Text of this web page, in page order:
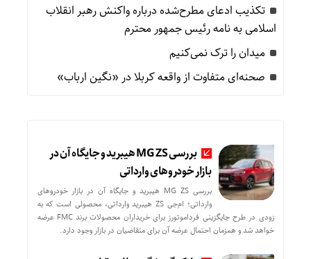
تکذیب ادعای مطرح‌شده درباره واکنش رهبر انقلاب
اسلامی به نامه رئیس جمهور محترم
میدان را ترک نمی‌کنیم
صحنه‌ای متفاوت از واقعه کربلا در «نگین ارباب»
بررسی MG ZS هیبرید و جایگاه آن در
بازار خودروهای وارداتی
بررسی MG ZS هیبرید و جایگاه آن در بازار خودروهای
وارداتی؛ ام‌جی ZS هیبرید وارداتی، محصولی است که به
زودی در طرح جایگزینی فرداموتورز برای خریداران محصولات برند FMC عرضه
خواهد شد و همزمان احتمال عرضه آن برای متقاضیان در بازار وجود دارد.